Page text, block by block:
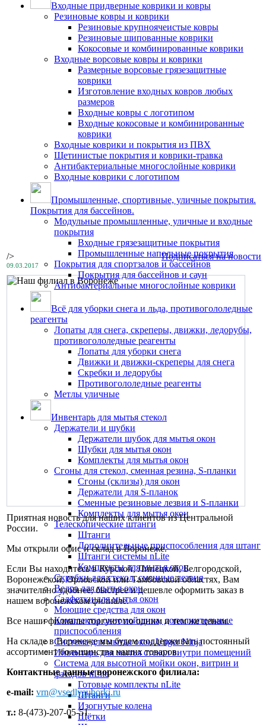
Входные придверные коврики и ковры
Резиновые ковры и коврики
Резиновые крупноячеистые ковры
Резиновые шипованные коврики
Кокосовые и комбинированные коврики
Входные ворсовые ковры и коврики
Размерные ворсовые грязезащитные
коврики
Изготовление входных ковров любых
размеров
Входные ковры с логотипом
Входные кокосовые и комбинированные
коврики
Входные коврики и покрытия из ПВХ
Щетинистые покрытия и коврики-травка
Антибактериальные многослойные коврики
Входные коврики с логотипом
Промышленные, спортивные, уличные покрытия.
Покрытия для бассейнов.
Модульные промышленные, уличные и входные
покрытия
Входные грязезащитные покрытия
Промышленные напольные покрытия
Покрытия для спортзалов и бассейнов
Покрытия для бассейнов и саун
Антибактериальные многослойные коврики
Всё для уборки снега и льда, противогололедные
реагенты
Лопаты для снега, скреперы, движки, ледорубы,
противогололедные реагенты
Лопаты для уборки снега
Движки и движки-скреперы для снега
Скребки и ледорубы
Противогололедные реагенты
Метлы уличные
Инвентарь для мытья стекол
Держатели и шубки
Держатели шубок для мытья окон
Шубки для мытья окон
Комплекты для мытья окон
Сгоны для стекол, сменная резина, S-планки
Сгоны (склизы) для окон
Держатели для S-планок
Сменные резиновые лезвия и S-планки
Комплекты для мытья окон
Телескопические штанги
Штанги
Дополнительные приспособления для штанг
Штанги системы nLite
Комплекты для мытья окон
Скребки для стекол, сменные лезвия
Ведра для мытья окон
Салфетки для мытья окон
Моющие средства для окон
Комплекты окномойщика, дополнительные
приспособления
Система для мытья окон Unger Ninja
Инвентарь для мытья стекол внутри помещений
Система для высотной мойки окон, витрин и
фасадов nLite
Готовые комплекты nLite
Штанги
Изогнутые колена
Щётки
/> Подписаться на новости
09.03.2017
Приятная новость для наших клиентов из Центральной
России.
Мы открыли офис и склад в Воронеже.
Если Вы находитесь в Курской, Липецкой, Белгородской,
Воронежской, Орловской или Тамбовской областях, Вам
значительно удобнее, быстрее и дешевле оформить заказ в
нашем воронежском филиале.
Все наши филиалы торгуют по одним и тем же ценам.
На складе в Воронеже мы будем поддерживать постоянный
ассортимент большинства наших товаров.
Контактные данные воронежского филиала:
e-mail: vrn@vsedlyauborki.ru
т.: 8-(473)-207-05-51